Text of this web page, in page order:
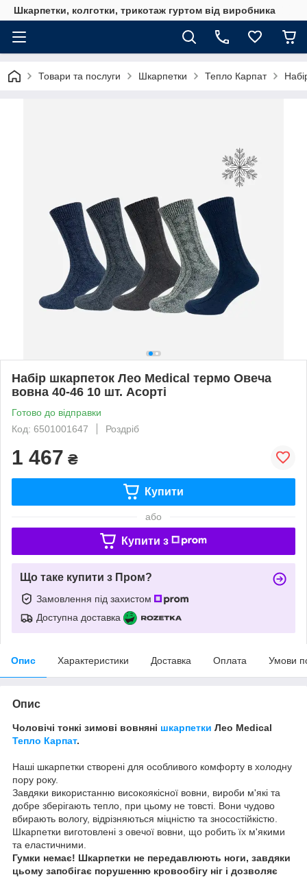
Шкарпетки, колготки, трикотаж гуртом від виробника
Товари та послуги Шкарпетки Тепло Карпат
Набір шкарпеток Лео Medical термо Овеча
вовна 40-46 10 шт. Асорті
Готово до відправки
Код: 6501001647
Роздріб
1 467 ₴
Купити
або
Купити з
Що таке купити з Пром?
Замовлення під захистом
Доступна доставка
Опис Характеристики Доставка Оплата Умови
Опис
Чоловічі тонкі зимові вовняні шкарпетки Лео Medical
Тепло Карпат.
Наші шкарпетки створені для особливого комфорту в холодну
пору року.
Завдяки використанню високоякісної вовни, вироби м'які та
добре зберігають тепло, при цьому не товсті. Вони чудово
вбирають вологу, відрізняються міцністю та зносостійкістю.
Шкарпетки виготовлені з овечої вовни, що робить їх м'якими
та еластичними.
Гумки немає! Шкарпетки не передавлюють ноги, завдяки
цьому запобігає порушенню кровообігу ніг і дозволяє